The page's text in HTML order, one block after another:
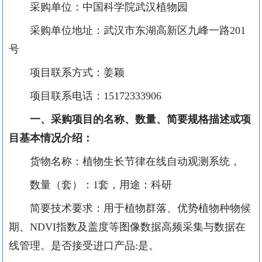
采购单位：中国科学院武汉植物园
采购单位地址：武汉市东湖高新区九峰一路201
号
项目联系方式：姜颖
项目联系电话： 15172333906
一、采购项目的名称、数量、简要规格描述或项
目基本情况介绍：
货物名称：植物生长节律在线自动观测系统，
数量（套）： 1套，用途：科研
简要技术要求：用于植物群落、优势植物种物候
期、 NDVI指数及盖度等图像数据高频采集与数据在
线管理。是否接受进口产品:是。